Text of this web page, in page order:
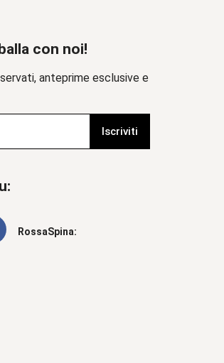
con noi!
anteprime esclusive e
Iscriviti
RossaSpina: